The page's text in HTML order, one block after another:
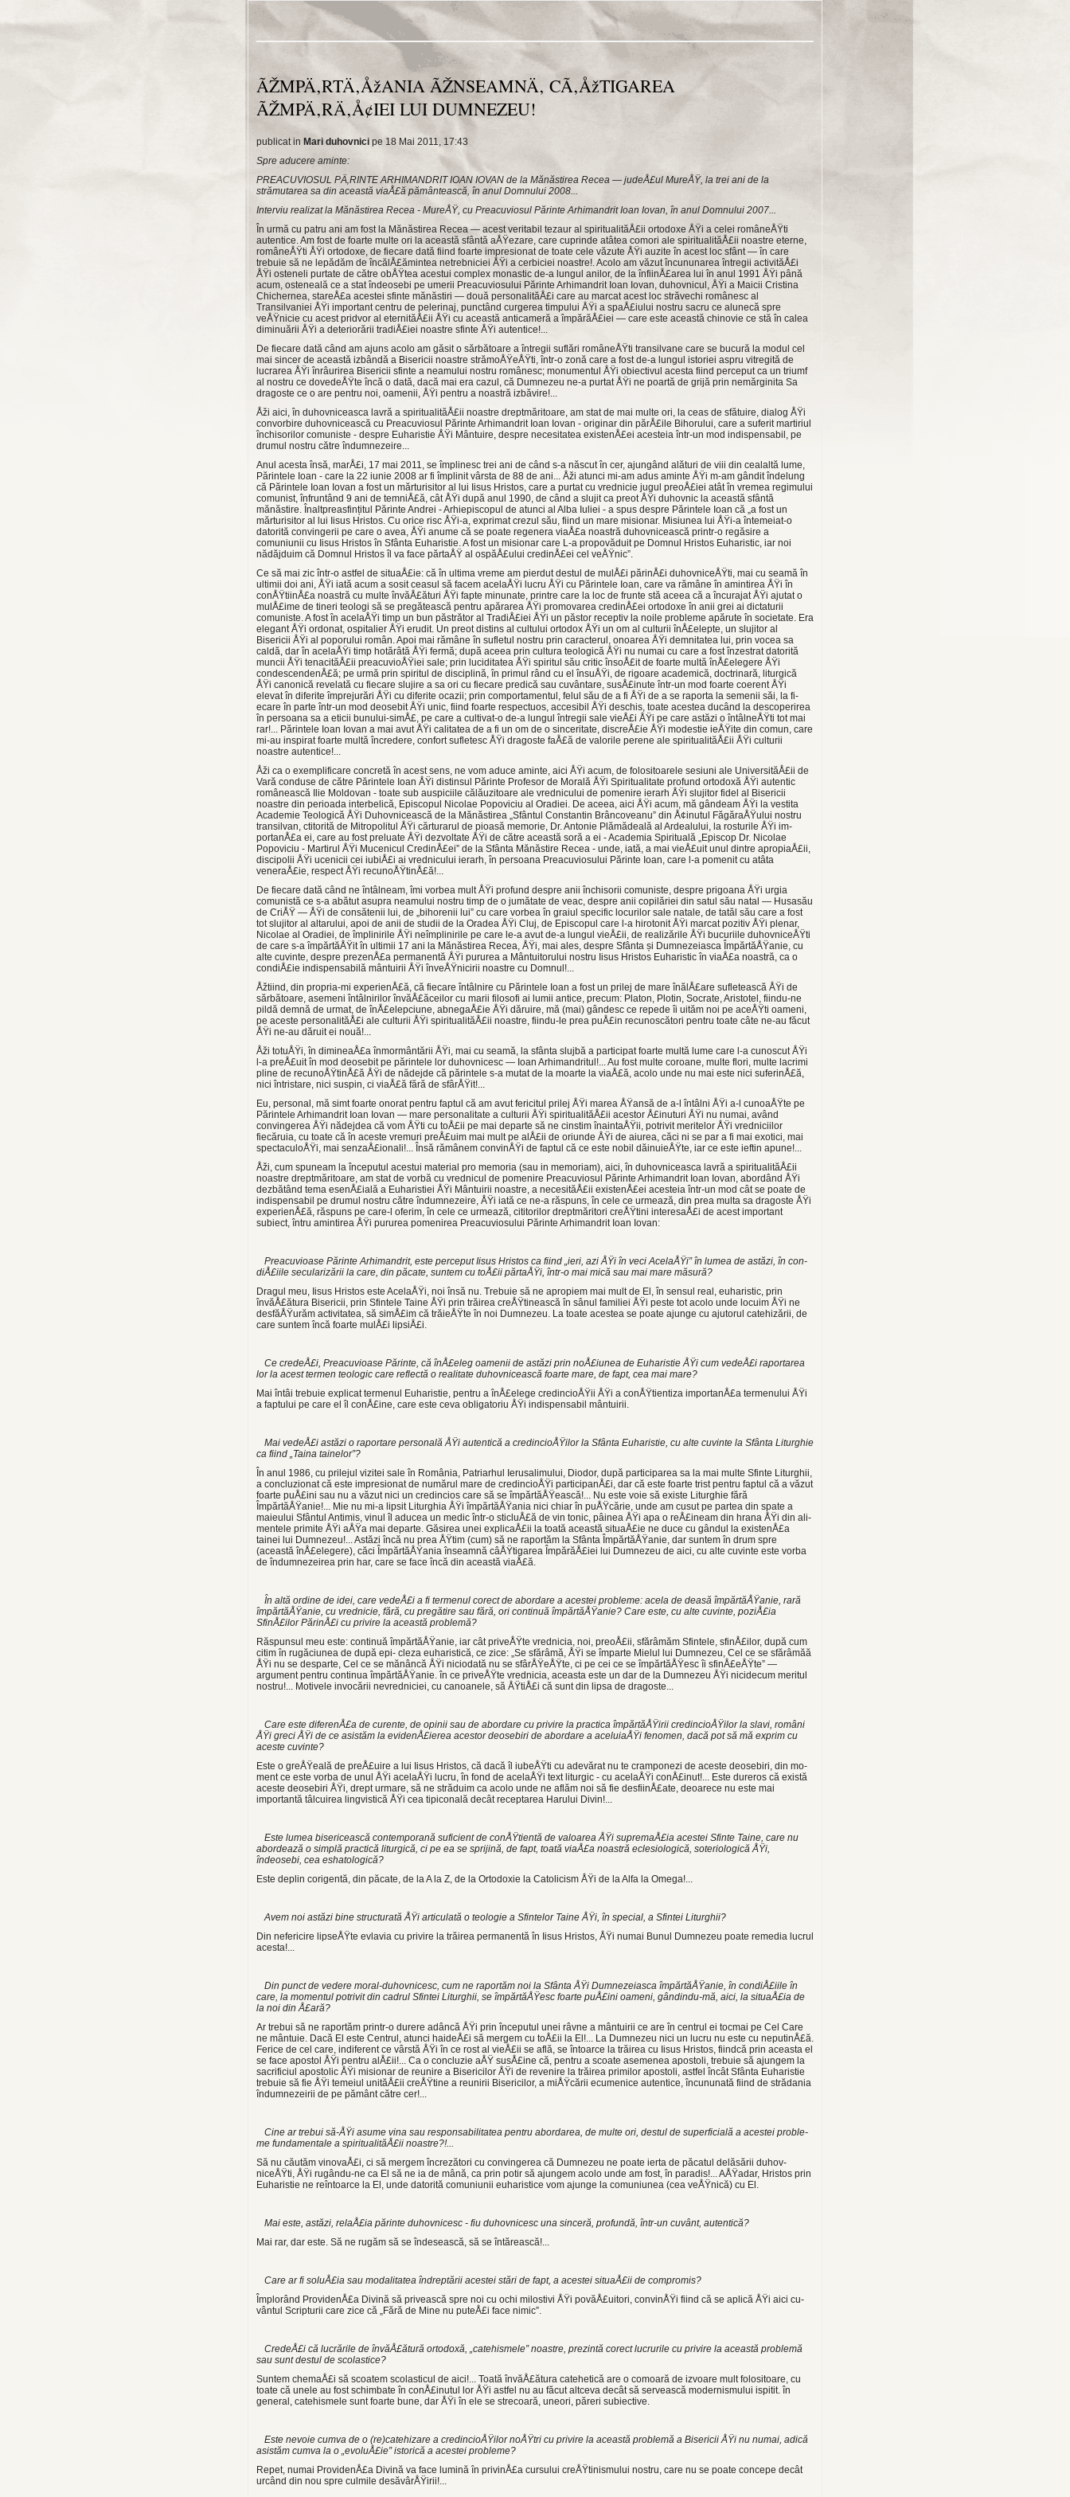
ÃŽMPÄ‚RTÄ‚ÅžANIA ÃŽNSEAMNÄ‚ CÃ‚ÅžTIGAREA
ÃŽMPÄ‚RÄ‚Å¢IEI LUI DUMNEZEU!
publicat in Mari duhovnici pe 18 Mai 2011, 17:43
Spre aducere aminte:
PREACUVIOSUL PÄ‚RINTE ARHIMANDRIT IOAN IOVAN de la Mănăstirea Recea — judeÅ£ul MureÅŸ, la trei ani de la
strămutarea sa din această viaÅ£ă pământească, în anul Domnului 2008...
Interviu realizat la Mănăstirea Recea - MureÅŸ, cu Preacuviosul Părinte Arhimandrit Ioan Iovan, în anul Domnului 2007...
În urmă cu patru ani am fost la Mănăstirea Recea — acest veritabil tezaur al spiritualităÅ£ii ortodoxe ÅŸi a celei româneÅŸti
autentice. Am fost de foarte multe ori la această sfântă aÅŸezare, care cuprinde atâtea comori ale spiritualităÅ£ii noastre eterne,
româneÅŸti ÅŸi ortodoxe, de fiecare dată fiind foarte impresionat de toate cele văzute ÅŸi auzite în acest loc sfânt — în care
trebuie să ne lepădăm de încălÅ£ămintea netrebniciei ÅŸi a cerbiciei noastre!. Acolo am văzut încununarea între­gii activităÅ£i
ÅŸi osteneli purtate de către obÅŸtea acestui complex monastic de-a lungul ani­lor, de la înfiinÅ£area lui în anul 1991 ÅŸi până
acum, osteneală ce a stat îndeosebi pe ume­rii Preacuviosului Părinte Arhimandrit Ioan Iovan, duhovnicul, ÅŸi a Maicii Cristina
Chichernea, stareÅ£a acestei sfinte mănăstiri — două personalităÅ£i care au marcat acest loc străvechi românesc al
Transilvaniei ÅŸi important centru de pelerinaj, punctând cur­gerea timpului ÅŸi a spaÅ£iului nostru sacru ce alunecă spre
veÅŸnicie cu acest pridvor al eternităÅ£ii ÅŸi cu această anticameră a împărăÅ£iei — care este această chinovie ce stă în calea
diminuării ÅŸi a deteriorării tradiÅ£iei noastre sfinte ÅŸi autentice!...
De fiecare dată când am ajuns acolo am găsit o sărbătoare a întregii suflări româ­neÅŸti transilvane care se bucură la modul cel
mai sincer de această izbândă a Bisericii noastre strămoÅŸeÅŸti, într-o zonă care a fost de-a lungul istoriei aspru vitregită de
lucra­rea ÅŸi înrâurirea Bisericii sfinte a neamului nostru românesc; monumentul ÅŸi obiectivul acesta fiind perceput ca un triumf
al nostru ce dovedeÅŸte încă o dată, dacă mai era ca­zul, că Dumnezeu ne-a purtat ÅŸi ne poartă de grijă prin nemărginita Sa
dragoste ce o are pentru noi, oamenii, ÅŸi pentru a noastră izbăvire!...
Åži aici, în duhovniceasca lavră a spiri­tualităÅ£ii noastre dreptmăritoare, am stat de mai multe ori, la ceas de sfătuire, dialog ÅŸi
convorbire duhovnicească cu Preacuviosul Părinte Arhimandrit Ioan Iovan - ori­ginar din părÅ£ile Bihorului, care a suferit martiriul
închisorilor comuniste - despre Euharistie ÅŸi Mântuire, despre necesita­tea existenÅ£ei acesteia într-un mod indis­pensabil, pe
drumul nostru către îndumnezeire...
Anul acesta însă, marÅ£i, 17 mai 2011, se împlinesc trei ani de când s-a născut în cer, ajungând alături de viii din cealaltă lume,
Părintele Ioan - care la 22 iunie 2008 ar fi împlinit vârsta de 88 de ani... Åži atunci mi-am adus aminte ÅŸi m-am gân­dit îndelung
că Părintele Ioan Iovan a fost un mărturisitor al lui Iisus Hristos, care a purtat cu vrednicie jugul preoÅ£iei atât în vremea regimului
comunist, înfruntând 9 ani de temniÅ£ă, cât ÅŸi după anul 1990, de când a slujit ca preot ÅŸi duhovnic la aceas­tă sfântă
mănăstire. Înaltpreasfințitul Părinte Andrei - Arhiepiscopul de atunci al Alba Iuliei - a spus despre Părintele Ioan că „a fost un
mărturisitor al lui Iisus Hristos. Cu orice risc ÅŸi-a, exprimat crezul său, fiind un mare misionar. Misiunea lui ÅŸi-a întemeiat-o
datorită convingerii pe care o avea, ÅŸi anume că se poate regenera via­Å£a noastră duhovnicească printr-o regăsi­re a
comuniunii cu Iisus Hristos în Sfânta Euharistie. A fost un misionar care L-a propovăduit pe Domnul Hristos Euharistic, iar noi
nădăjduim că Domnul Hristos îl va face părtaÅŸ al ospăÅ£ului credinÅ£ei cel veÅŸnic”.
Ce să mai zic într-o astfel de situaÅ£ie: că în ultima vreme am pierdut destul de mulÅ£i părinÅ£i duhovniceÅŸti, mai cu seamă în
ultimii doi ani, ÅŸi iată acum a sosit cea­sul să facem acelaÅŸi lucru ÅŸi cu Părintele Ioan, care va rămâne în amintirea ÅŸi în
con­ÅŸtiinÅ£a noastră cu multe învăÅ£ături ÅŸi fapte minunate, printre care la loc de frunte stă aceea că a încurajat ÅŸi ajutat o
mulÅ£ime de tineri teologi să se pregăteas­că pentru apărarea ÅŸi promo­varea credinÅ£ei ortodoxe în anii grei ai dictaturii
comuniste. A fost în acelaÅŸi timp un bun păs­trător al TradiÅ£iei ÅŸi un păstor receptiv la noile probleme apă­rute în societate. Era
elegant ÅŸi ordonat, ospitalier ÅŸi erudit. Un preot distins al cultului or­todox ÅŸi un om al culturii înÅ£e­lepte, un slujitor al
Bisericii ÅŸi al poporului român. Apoi mai rămâne în sufletul nostru prin caracterul, onoarea ÅŸi demnita­tea lui, prin vocea sa
caldă, dar în acelaÅŸi timp hotărâtă ÅŸi fer­mă; după aceea prin cultura te­ologică ÅŸi nu numai cu care a fost înzestrat datorită
muncii ÅŸi tenacităÅ£ii preacuvioÅŸiei sale; prin luciditatea ÅŸi spiritul său critic însoÅ£it de foarte multă în­Å£elegere ÅŸi
condescendenÅ£ă; pe urmă prin spiritul de discipli­nă, în primul rând cu el însuÅŸi, de rigoare academică, doctrinară, liturgică
ÅŸi canonică revelată cu fiecare slu­jire a sa ori cu fiecare predică sau cuvântare, susÅ£inu­te într-un mod foarte coerent ÅŸi
elevat în diferite îm­prejurări ÅŸi cu diferite ocazii; prin comportamentul, felul său de a fi ÅŸi de a se raporta la semenii săi, la fi­
ecare în parte într-un mod deosebit ÅŸi unic, fiind foar­te respectuos, accesibil ÅŸi deschis, toate acestea du­când la descoperirea
în persoana sa a eticii bunului-simÅ£, pe care a cultivat-o de-a lungul întregii sale vieÅ£i ÅŸi pe care astăzi o întâlneÅŸti tot mai
rar!... Părintele Ioan Iovan a mai avut ÅŸi calitatea de a fi un om de o since­ritate, discreÅ£ie ÅŸi modestie ieÅŸite din comun, care
mi-au inspirat foarte multă încredere, confort sufletesc ÅŸi dragoste faÅ£ă de valorile perene ale spiritualităÅ£ii ÅŸi culturii
noastre autentice!...
Åži ca o exemplificare concretă în acest sens, ne vom aduce aminte, aici ÅŸi acum, de folositoarele sesiuni ale UniversităÅ£ii de
Vară conduse de către Părintele Ioan ÅŸi distinsul Părinte Profesor de Morală ÅŸi Spiritualitate profund ortodoxă ÅŸi autentic
românească Ilie Moldovan - toate sub auspiciile călăuzitoare ale vrednicului de pomenire ierarh ÅŸi slujitor fidel al Bisericii
noastre din perioada interbelică, Episcopul Nicolae Popoviciu al Oradiei. De aceea, aici ÅŸi acum, mă gândeam ÅŸi la ves­tita
Academie Teologică ÅŸi Duhovnicească de la Mănăstirea „Sfântul Constantin Brâncoveanu” din Å¢inutul FăgăraÅŸului nostru
transilvan, ctitorită de Mitropolitul ÅŸi cărturarul de pioasă memorie, Dr. Antonie Plămădeală al Ardealului, la rosturile ÅŸi im­
portanÅ£a ei, care au fost preluate ÅŸi dezvoltate ÅŸi de către această soră a ei - Academia Spirituală „Episcop Dr. Nicolae
Popoviciu - Martirul ÅŸi Mucenicul CredinÅ£ei” de la Sfânta Mănăstire Recea - unde, iată, a mai vieÅ£uit unul dintre apropiaÅ£ii,
discipolii ÅŸi ucenicii cei iu­biÅ£i ai vrednicului ierarh, în persoana Preacuviosului Părinte Ioan, care l-a pomenit cu atâta
veneraÅ£ie, res­pect ÅŸi recunoÅŸtinÅ£ă!...
De fiecare dată când ne întâlneam, îmi vorbea mult ÅŸi profund despre anii închisorii comuniste, despre prigoana ÅŸi urgia
comunistă ce s-a abătut asupra neamului nostru timp de o jumătate de veac, despre anii copilăriei din satul său natal — Husasău
de CriÅŸ — ÅŸi de consătenii lui, de „bihorenii lui” cu care vorbea în graiul specific locurilor sale natale, de tatăl său care a fost
tot slujitor al altarului, apoi de anii de studii de la Oradea ÅŸi Cluj, de Episcopul care l-a hirotonit ÅŸi marcat pozitiv ÅŸi plenar,
Nicolae al Oradiei, de împli­nirile ÅŸi neîmplinirile pe care le-a avut de-a lungul vieÅ£ii, de realizările ÅŸi bucuriile duhovniceÅŸti
de care s-a împărtăÅŸit în ultimii 17 ani la Mănăstirea Recea, ÅŸi, mai ales, despre Sfânta și Dumnezeiasca Împărtă­ÅŸanie, cu
alte cuvinte, despre prezenÅ£a permanentă ÅŸi pururea a Mântuitorului nostru Iisus Hristos Euharistic în viaÅ£a noastră, ca o
condiÅ£ie indispensabilă mântuirii ÅŸi înveÅŸnicirii noastre cu Domnul!...
Åžtiind, din propria-mi expe­rienÅ£ă, că fiecare întâlnire cu Părintele Ioan a fost un prilej de mare înălÅ£are sufletească ÅŸi de
sărbătoare, asemeni întâlni­rilor învăÅ£ăceilor cu marii filo­sofi ai lumii antice, precum: Platon, Plotin, Socrate, Aristotel, fiindu-ne
pildă demnă de urmat, de înÅ£elepciune, abne­gaÅ£ie ÅŸi dăruire, mă (mai) gân­desc ce repede îi uităm noi pe aceÅŸti oameni,
pe aceste perso­nalităÅ£i ale culturii ÅŸi spiritua­lităÅ£ii noastre, fiindu-le prea puÅ£in recunoscători pentru toa­te câte ne-au făcut
ÅŸi ne-au dă­ruit ei nouă!...
Åži totuÅŸi, în dimineaÅ£a în­mormântării ÅŸi, mai cu seamă, la sfânta slujbă a participat foarte multă lume care l-a cu­noscut ÅŸi
l-a preÅ£uit în mod de­osebit pe părintele lor duhov­nicesc — Ioan Arhimandritul!... Au fost multe coroane, multe flori, multe lacrimi
pline de re­cunoÅŸtinÅ£ă ÅŸi de nădejde că pă­rintele s-a mutat de la moarte la viaÅ£ă, acolo unde nu mai este nici suferinÅ£ă,
nici întristare, nici suspin, ci viaÅ£ă fără de sfârÅŸit!...
Eu, personal, mă simt foar­te onorat pentru faptul că am avut fericitul prilej ÅŸi marea ÅŸansă de a-l întâlni ÅŸi a-l cu­noaÅŸte pe
Părintele Arhi­mandrit Ioan Iovan — mare personalitate a culturii ÅŸi spi­ritualităÅ£ii acestor Å£inuturi ÅŸi nu numai, având
convingerea ÅŸi nădejdea că vom ÅŸti cu toÅ£ii pe mai departe să ne cinstim înaintaÅŸii, potrivit meritelor ÅŸi vredniciilor
fiecăruia, cu toate că în aces­te vremuri preÅ£uim mai mult pe alÅ£ii de oriunde ÅŸi de aiurea, căci ni se par a fi mai exotici, mai
spectaculoÅŸi, mai senzaÅ£io­nali!... Însă rămânem convinÅŸi de faptul că ce este nobil dăinuieÅŸte, iar ce este ief­tin apune!...
Åži, cum spuneam la începutul acestui material pro memoria (sau in memoriam), aici, în duhovniceasca lavră a spiritualită­Å£ii
noastre dreptmăritoare, am stat de vor­bă cu vrednicul de pomenire Preacuviosul Părinte Arhimandrit Ioan Iovan, abordând ÅŸi
dezbătând tema esenÅ£ială a Euharistiei ÅŸi Mântuirii noastre, a necesităÅ£ii exis­tenÅ£ei acesteia într-un mod cât se poate de
indispensabil pe drumul nostru către îndumnezeire, ÅŸi iată ce ne-a răspuns, în cele ce urmează, din prea multa sa dragoste ÅŸi
experienÅ£ă, răspuns pe care-l oferim, în cele ce urmează, cititorilor dreptmăritori creÅŸ­tini interesaÅ£i de acest important
subiect, întru amintirea ÅŸi pururea pomenirea Preacuviosului Părinte Arhimandrit Ioan Iovan:
Preacuvioase Părinte Arhimandrit, este perceput Iisus Hristos ca fiind „ieri, azi ÅŸi în veci AcelaÅŸi” în lumea de astăzi, în con­
diÅ£iile secularizării la care, din păcate, sun­tem cu toÅ£ii părtaÅŸi, într-o mai mică sau mai mare măsură?
Dragul meu, Iisus Hristos este AcelaÅŸi, noi însă nu. Trebuie să ne apro­piem mai mult de El, în sensul real, euharistic, prin
învăÅ£ătura Bisericii, prin Sfintele Taine ÅŸi prin trăirea creÅŸtinească în sânul familiei ÅŸi peste tot acolo unde locuim ÅŸi ne
desfăÅŸurăm activitatea, să simÅ£im că tră­ieÅŸte în noi Dumnezeu. La toate acestea se poate ajunge cu ajutorul catehizării, de
care suntem încă foarte mulÅ£i lipsiÅ£i.
Ce credeÅ£i, Preacuvioase Părinte, că în­Å£eleg oamenii de astăzi prin noÅ£iunea de Euharistie ÅŸi cum vedeÅ£i raportarea
lor la acest termen teologic care reflectă o reali­tate duhovnicească foarte mare, de fapt, cea mai mare?
Mai întâi trebuie explicat termenul Euharistie, pentru a înÅ£elege credincioÅŸii ÅŸi a conÅŸtientiza importanÅ£a termenului ÅŸi
a faptului pe care el îl conÅ£ine, care este ceva obligatoriu ÅŸi indispensabil mântuirii.
Mai vedeÅ£i astăzi o raportare persona­lă ÅŸi autentică a credincioÅŸilor la Sfânta Euharistie, cu alte cuvinte la Sfânta Liturghie
ca fiind „Taina tainelor”?
În anul 1986, cu prilejul vizitei sale în România, Patriarhul Ierusalimului, Diodor, după participarea sa la mai multe Sfinte Liturghii,
a concluzionat că este impresio­nat de numărul mare de credincioÅŸi parti­cipanÅ£i, dar că este foarte trist pentru fap­tul că a văzut
foarte puÅ£ini sau nu a văzut nici un credincios care să se împărtăÅŸeas­că!... Nu este voie să existe Liturghie fără
ÎmpărtăÅŸanie!... Mie nu mi-a lipsit Liturghia ÅŸi împărtăÅŸania nici chiar în puÅŸ­cărie, unde am cusut pe partea din spate a
maieului Sfântul Antimis, vinul îl aducea un medic într-o sticluÅ£ă de vin tonic, pâi­nea ÅŸi apa o reÅ£ineam din hrana ÅŸi din ali­
mentele primite ÅŸi aÅŸa mai departe. Găsirea unei explicaÅ£ii la toată această situaÅ£ie ne duce cu gândul la existenÅ£a
tainei lui Dumnezeu!... Astăzi încă nu prea ÅŸtim (cum) să ne raportăm la Sfânta ÎmpărtăÅŸanie, dar suntem în drum spre
(această înÅ£elegere), căci ÎmpărtăÅŸania înseamnă câÅŸtigarea ÎmpărăÅ£iei lui Dumnezeu de aici, cu alte cuvinte este vorba
de îndumnezeirea prin har, care se face încă din această viaÅ£ă.
În altă ordine de idei, care vedeÅ£i a fi termenul corect de abordare a acestei pro­bleme: acela de deasă împărtăÅŸanie, rară
împărtăÅŸanie, cu vrednicie, fără, cu pregă­tire sau fără, ori continuă împărtăÅŸanie? Care este, cu alte cuvinte, poziÅ£ia
SfinÅ£ilor PărinÅ£i cu privire la această problemă?
Răspunsul meu este: continuă împărtăÅŸanie, iar cât priveÅŸte vrednicia, noi, preoÅ£ii, sfărâmăm Sfintele, sfinÅ£ilor, după cum
citim în rugăciunea de după epi- cleza euharistică, ce zice: „Se sfărâmă, ÅŸi se împarte Mielul lui Dumnezeu, Cel ce se sfă­râmăă
ÅŸi nu se desparte, Cel ce se mănâncă ÅŸi niciodată nu se sfârÅŸeÅŸte, ci pe cei ce se împărtăÅŸesc îi sfinÅ£eÅŸte” —
argument pentru continua împărtăÅŸanie. în ce priveÅŸte vred­nicia, aceasta este un dar de la Dumnezeu ÅŸi nicidecum meritul
nostru!... Motivele in­vocării nevredniciei, cu canoanele, să ÅŸtiÅ£i că sunt din lipsa de dragoste...
Care este diferenÅ£a de curente, de opi­nii sau de abordare cu privire la practica împărtăÅŸirii credincioÅŸilor la slavi, români
ÅŸi greci ÅŸi de ce asistăm la evidenÅ£ierea aces­tor deosebiri de abordare a aceluiaÅŸi feno­men, dacă pot să mă exprim cu
aceste cu­vinte?
Este o greÅŸeală de preÅ£uire a lui Iisus Hristos, că dacă îl iubeÅŸti cu adevărat nu te cramponezi de aceste deosebiri, din mo­
ment ce este vorba de unul ÅŸi acelaÅŸi lucru, în fond de acelaÅŸi text liturgic - cu acelaÅŸi conÅ£inut!... Este dureros că există
aceste deosebiri ÅŸi, drept urmare, să ne străduim ca acolo unde ne aflăm noi să fie desfiinÅ£a­te, deoarece nu este mai
importantă tâlcuirea lingvistică ÅŸi cea tipiconală decât re­ceptarea Harului Divin!...
Este lumea bisericească contemporană suficient de conÅŸtientă de valoarea ÅŸi su­premaÅ£ia acestei Sfinte Taine, care nu
abordează o simplă practică liturgică, ci pe ea se sprijină, de fapt, toată viaÅ£a noastră eclesiologică, soteriologică ÅŸi,
îndeosebi, cea eshatologică?
Este deplin corigentă, din păcate, de la A la Z, de la Ortodoxie la Catolicism ÅŸi de la Alfa la Omega!...
Avem noi astăzi bine structurată ÅŸi ar­ticulată o teologie a Sfintelor Taine ÅŸi, în special, a Sfintei Liturghii?
Din nefericire lipseÅŸte evlavia cu privi­re la trăirea permanentă în Iisus Hristos, ÅŸi numai Bunul Dumnezeu poate remedia lucrul
acesta!...
Din punct de vedere moral-duhovnicesc, cum ne raportăm noi la Sfânta ÅŸi Dumne­zeiasca împărtăÅŸanie, în condiÅ£iile în
care, la momentul potrivit din cadrul Sfintei Li­turghii, se împărtăÅŸesc foarte puÅ£ini oa­meni, gândindu-mă, aici, la situaÅ£ia de
la noi din Å£ară?
Ar trebui să ne raportăm printr-o dure­re adâncă ÅŸi prin începutul unei râvne a mântuirii ce are în centrul ei tocmai pe Cel Care
ne mântuie. Dacă El este Centrul, atunci haideÅ£i să mergem cu toÅ£ii la El!... La Dumnezeu nici un lucru nu este cu ne­putinÅ£ă.
Ferice de cel care, indiferent ce vârstă ÅŸi în ce rost al vieÅ£ii se află, se în­toarce la trăirea cu Iisus Hristos, fiindcă prin aceasta el
se face apostol ÅŸi pentru al­Å£ii!... Ca o concluzie aÅŸ susÅ£ine că, pentru a scoate asemenea apostoli, trebuie să ajun­gem la
sacrificiul apostolic ÅŸi misionar de reunire a Bisericilor ÅŸi de revenire la trăi­rea primilor apostoli, astfel încât Sfânta Euharistie
trebuie să fie ÅŸi temeiul unită­Å£ii creÅŸtine a reunirii Bisericilor, a miÅŸcă­rii ecumenice autentice, încununată fiind de strădania
îndumnezeirii de pe pământ către cer!...
Cine ar trebui să-ÅŸi asume vina sau res­ponsabilitatea pentru abordarea, de multe ori, destul de superficială a acestei proble­
me fundamentale a spiritualităÅ£ii noas­tre?!...
Să nu căutăm vinovaÅ£i, ci să mergem încrezători cu convingerea că Dumnezeu ne poate ierta de păcatul delăsării duhov­
niceÅŸti, ÅŸi rugându-ne ca El să ne ia de mână, ca prin potir să ajungem acolo unde am fost, în paradis!... AÅŸadar, Hristos prin
Euharistie ne reîntoarce la El, unde dato­rită comuniunii euharistice vom ajunge la comuniunea (cea veÅŸnică) cu El.
Mai este, astăzi, relaÅ£ia părinte duhov­nicesc - fiu duhovnicesc una sinceră, profundă, într-un cuvânt, autentică?
Mai rar, dar este. Să ne rugăm să se în­desească, să se întărească!...
Care ar fi soluÅ£ia sau modalitatea în­dreptării acestei stări de fapt, a acestei si­tuaÅ£ii de compromis?
Împlorând ProvidenÅ£a Divină să pri­vească spre noi cu ochi milostivi ÅŸi povăÅ£uitori, convinÅŸi fiind că se aplică ÅŸi aici cu­
vântul Scripturii care zice că „Fără de Mine nu puteÅ£i face nimic”.
CredeÅ£i că lucrările de învăÅ£ătură orto­doxă, „catehismele” noastre, prezintă co­rect lucrurile cu privire la această proble­mă
sau sunt destul de scolastice?
Suntem chemaÅ£i să scoatem scolasticul de aici!... Toată învăÅ£ătura catehetică are o comoară de izvoare mult folositoare, cu
toa­te că unele au fost schimbate în conÅ£inutul lor ÅŸi astfel nu au făcut altceva decât să servească modernismului ispitit. în
general, catehismele sunt foarte bune, dar ÅŸi în ele se strecoară, uneori, păreri subiective.
Este nevoie cumva de o (re)catehizare a credincioÅŸilor noÅŸtri cu privire la această problemă a Bisericii ÅŸi nu numai, adică
asis­tăm cumva la o „evoluÅ£ie” istorică a acestei probleme?
Repet, numai ProvidenÅ£a Divină va face lumină în privinÅ£a cursului creÅŸtinismului nostru, care nu se poate concepe decât
ur­când din nou spre culmile desăvârÅŸirii!...